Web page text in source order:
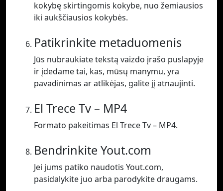
kokybę skirtingomis kokybe, nuo žemiausios
iki aukščiausios kokybės.
Patikrinkite metaduomenis
Jūs nubraukiate tekstą vaizdo įrašo puslapyje
ir įdedame tai, kas, mūsų manymu, yra
pavadinimas ar atlikėjas, galite jį atnaujinti.
El Trece Tv – MP4
Formato pakeitimas El Trece Tv – MP4.
Bendrinkite Yout.com
Jei jums patiko naudotis Yout.com,
pasidalykite juo arba parodykite draugams.